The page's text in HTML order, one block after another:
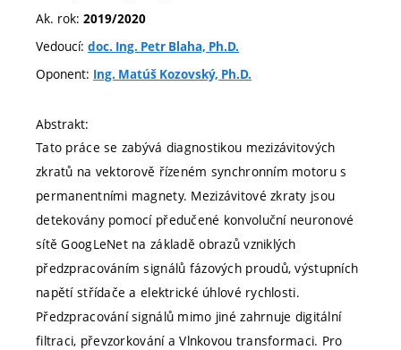
Ak. rok: 2019/2020
Vedoucí: doc. Ing. Petr Blaha, Ph.D.
Oponent: Ing. Matúš Kozovský, Ph.D.
Abstrakt:
Tato práce se zabývá diagnostikou mezizávitových
zkratů na vektorově řízeném synchronním motoru s
permanentními magnety. Mezizávitové zkraty jsou
detekovány pomocí předučené konvoluční neuronové
sítě GoogLeNet na základě obrazů vzniklých
předzpracováním signálů fázových proudů, výstupních
napětí střídače a elektrické úhlové rychlosti.
Předzpracování signálů mimo jiné zahrnuje digitální
filtraci, převzorkování a Vlnkovou transformaci. Pro